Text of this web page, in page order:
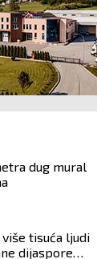
dug mural
tisuća ljudi
dijaspore